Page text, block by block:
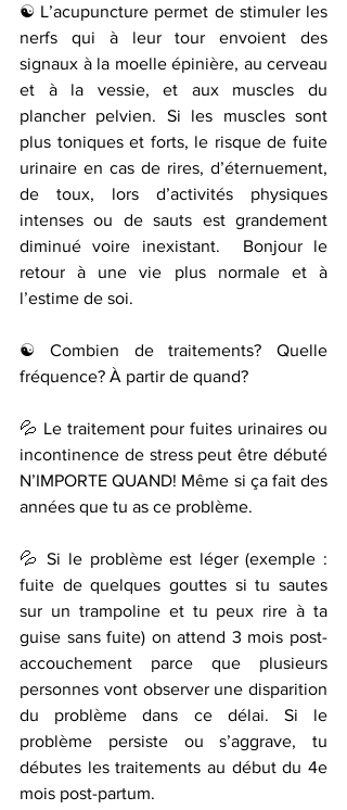
☯ L’acupuncture permet de stimuler les
nerfs qui à leur tour envoient des
signaux à la moelle épinière, au cerveau
et à la vessie, et aux muscles du
plancher pelvien. Si les muscles sont
plus toniques et forts, le risque de fuite
urinaire en cas de rires, d’éternuement,
de toux, lors d’activités physiques
intenses ou de sauts est grandement
diminué voire inexistant.  Bonjour le
retour à une vie plus normale et à
l’estime de soi.
☯ Combien de traitements? Quelle
fréquence? À partir de quand?
💦 Le traitement pour fuites urinaires ou
incontinence de stress peut être débuté
N’IMPORTE QUAND! Même si ça fait des
années que tu as ce problème.
💦 Si le problème est léger (exemple :
fuite de quelques gouttes si tu sautes
sur un trampoline et tu peux rire à ta
guise sans fuite) on attend 3 mois post-
accouchement parce que plusieurs
personnes vont observer une disparition
du problème dans ce délai. Si le
problème persiste ou s’aggrave, tu
débutes les traitements au début du 4e
mois post-partum.